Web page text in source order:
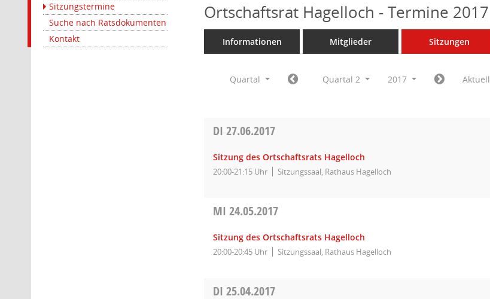
Sitzungstermine
Suche nach Ratsdokumenten
Kontakt
Ortschaftsrat Hagelloch - Termine 2017
Informationen Mitglieder Sitzungen
Quartal Quartal 2 2017 Aktuell
DI27.06.2017
Sitzung des Ortschaftsrats Hagelloch
20:00-21:15 Uhr Sitzungssaal, Rathaus Hagelloch
MI24.05.2017
Sitzung des Ortschaftsrats Hagelloch
20:00-20:45 Uhr Sitzungssaal, Rathaus Hagelloch
DI25.04.2017